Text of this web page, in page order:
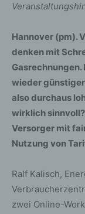
Hannover (pm).
denken mit
wieder
also durchaus
wirklich
Versorger mit
Nutzung von
Ralf Kalisch,
zwei Online-